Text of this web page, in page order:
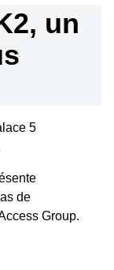
un
5
de
Group.